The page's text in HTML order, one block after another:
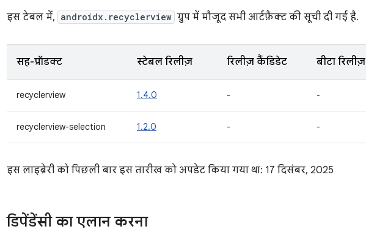
इस टेबल में, androidx.recyclerview ग्रुप में मौजूद सभी आर्टफ़ैक्ट की सूची दी गई है.
सह-प्रॉडक्ट स्टेबल रिलीज़ रिलीज़ कैंडिडेट बीटा रिलीज़
recyclerview 1.4.0 - -
recyclerview-selection 1.2.0 - -
इस लाइब्रेरी को पिछली बार इस तारीख को अपडेट किया गया था: 17 दिसंबर, 2025
डिपेंडेंसी का एलान करना